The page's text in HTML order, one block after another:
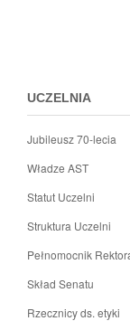
UCZELNIA
Jubileusz 70-lecia
Władze AST
Statut Uczelni
Struktura Uczelni
Pełnomocnik
Skład Senatu
Rzecznicy ds. etyki